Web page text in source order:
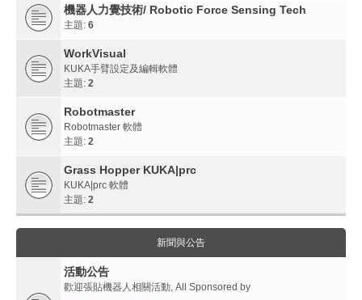
機器人力覺技術/ Robotic Force Sensing Tech
主題: 6
WorkVisual
KUKA手臂設定及編輯軟體
主題: 2
Robotmaster
Robotmaster 軟體
主題: 2
Grass Hopper KUKA|prc
KUKA|prc 軟體
主題: 2
新聞與公告
活動公告
歡迎張貼機器人相關活動, All Sponsored by